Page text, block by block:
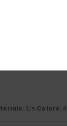
: 3/5 Colore: 4